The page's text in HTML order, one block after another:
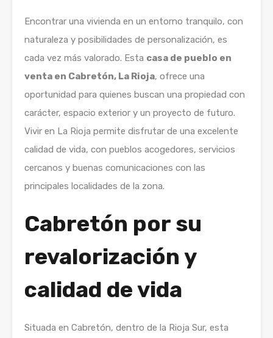
Encontrar una vivienda en un entorno tranquilo, con
naturaleza y posibilidades de personalización, es
cada vez más valorado. Esta casa de pueblo en
venta en Cabretón, La Rioja, ofrece una
oportunidad para quienes buscan una propiedad con
carácter, espacio exterior y un proyecto de futuro.
Vivir en La Rioja permite disfrutar de una excelente
calidad de vida, con pueblos acogedores, servicios
cercanos y buenas comunicaciones con las
principales localidades de la zona.
Cabretón por su
revalorización y
calidad de vida
Situada en Cabretón, dentro de la Rioja Sur, esta